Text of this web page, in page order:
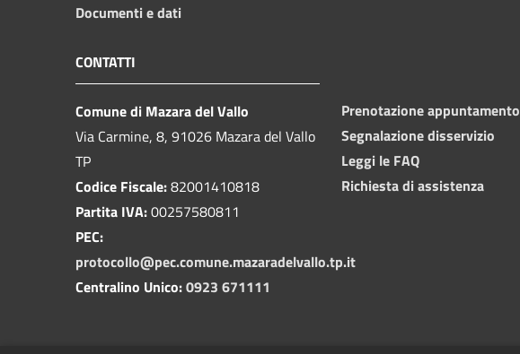
Documenti e dati
CONTATTI
Comune di Mazara del Vallo
Via Carmine, 8, 91026 Mazara del Vallo
TP
Codice Fiscale:82001410818
Partita IVA:00257580811
PEC:
protocollo@pec.comune.mazaradelvallo.tp.it
Centralino Unico:0923 671111
Prenotazione appuntamento
Segnalazione disservizio
Leggi le FAQ
Richiesta di assistenza